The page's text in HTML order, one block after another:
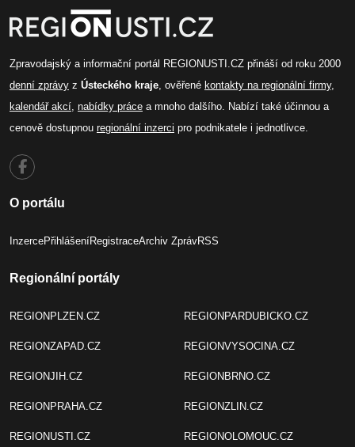
Zpravodajský a informační portál REGIONUSTI.CZ přináší od roku 2000
denní zprávy z Ústeckého kraje, ověřené kontakty na regionální firmy,
kalendář akcí, nabídky práce a mnoho dalšího. Nabízí také účinnou a
cenově dostupnou regionální inzerci pro podnikatele i jednotlivce.
O portálu
InzercePřihlášeníRegistraceArchiv ZprávRSS
Regionální portály
REGIONPLZEN.CZ
REGIONZAPAD.CZ
REGIONJIH.CZ
REGIONPRAHA.CZ
REGIONUSTI.CZ
REGIONPARDUBICKO.CZ
REGIONVYSOCINA.CZ
REGIONBRNO.CZ
REGIONZLIN.CZ
REGIONOLOMOUC.CZ